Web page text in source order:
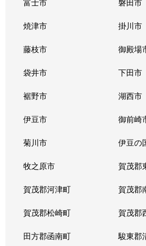
焼津市 掛川市
藤枝市 御殿場
袋井市 下田市
裾野市 湖西市
伊豆市 御前崎
菊川市 伊豆の
牧之原市 賀茂郡
賀茂郡河津町 賀茂郡
賀茂郡松崎町 賀茂郡
田方郡函南町 駿東郡